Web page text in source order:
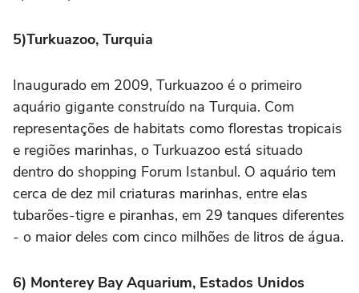
5)Turkuazoo, Turquia
Inaugurado em 2009, Turkuazoo é o primeiro
aquário gigante construído na Turquia. Com
representações de habitats como florestas tropicais
e regiões marinhas, o Turkuazoo está situado
dentro do shopping Forum Istanbul. O aquário tem
cerca de dez mil criaturas marinhas, entre elas
tubarões-tigre e piranhas, em 29 tanques diferentes
- o maior deles com cinco milhões de litros de água.
6) Monterey Bay Aquarium, Estados Unidos